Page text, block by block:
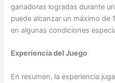
ganadoras logradas durante
puede alcanzar un máximo de
en algunas condiciones
Experiencia del Juego
En resumen, la experiencia